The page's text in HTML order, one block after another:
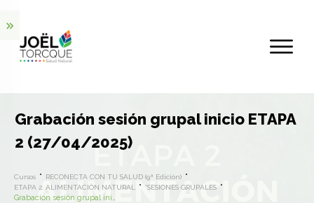
Grabación sesión grupal inicio ETAPA
2 (27/04/2025)
Cursos
RECONECTA CON TU SALUD (9ª Edición)
ETAPA 2. ALIMENTACIÓN NATURAL
*SESIONES GRUPALES
Grabación sesión grupal inicio ETAPA 2 (27/04/2025)